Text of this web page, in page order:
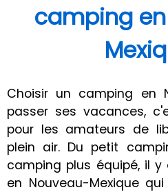
camping
Choisir un camping en
passer ses vacances,
pour les amateurs de
plein air. Du petit
camping plus équipé, il
en Nouveau-Mexique